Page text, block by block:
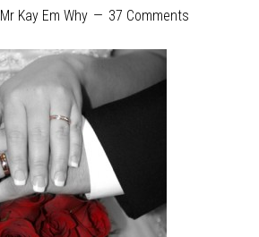
Mr Kay Em Why 37 Comments